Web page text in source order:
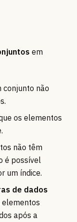
em
conjunto não
os elementos
não têm
é possível
um índice.
de dados
elementos
após a